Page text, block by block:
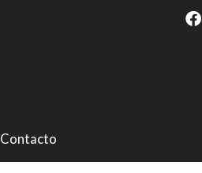
Contacto